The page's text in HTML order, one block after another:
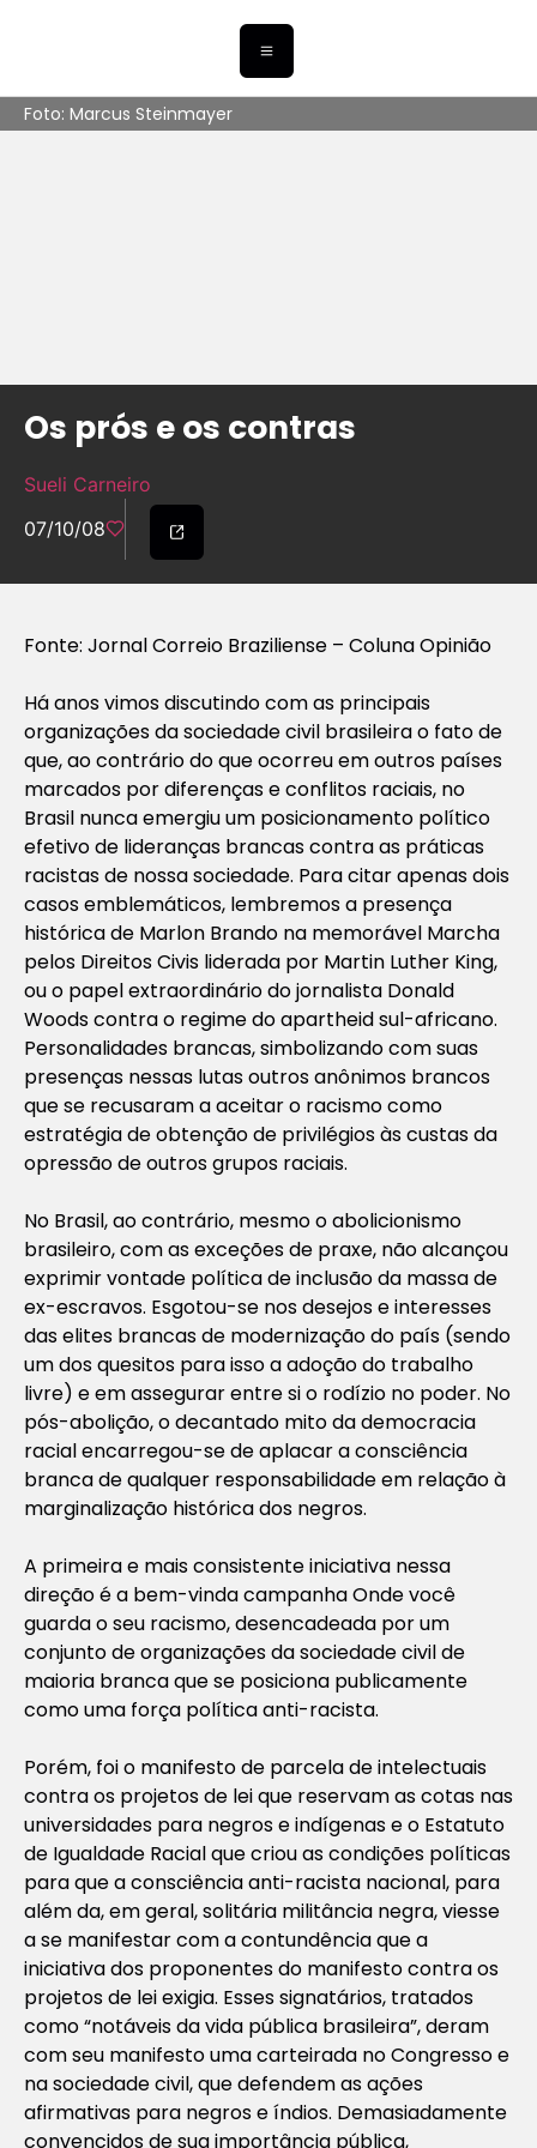
Foto: Marcus Steinmayer
Os prós e os contras
Sueli Carneiro
07/10/08
Fonte: Jornal Correio Braziliense – Coluna Opinião
Há anos vimos discutindo com as principais
organizações da sociedade civil brasileira o fato de
que, ao contrário do que ocorreu em outros países
marcados por diferenças e conflitos raciais, no
Brasil nunca emergiu um posicionamento político
efetivo de lideranças brancas contra as práticas
racistas de nossa sociedade. Para citar apenas dois
casos emblemáticos, lembremos a presença
histórica de Marlon Brando na memorável Marcha
pelos Direitos Civis liderada por Martin Luther King,
ou o papel extraordinário do jornalista Donald
Woods contra o regime do apartheid sul-africano.
Personalidades brancas, simbolizando com suas
presenças nessas lutas outros anônimos brancos
que se recusaram a aceitar o racismo como
estratégia de obtenção de privilégios às custas da
opressão de outros grupos raciais.
No Brasil, ao contrário, mesmo o abolicionismo
brasileiro, com as exceções de praxe, não alcançou
exprimir vontade política de inclusão da massa de
ex-escravos. Esgotou-se nos desejos e interesses
das elites brancas de modernização do país (sendo
um dos quesitos para isso a adoção do trabalho
livre) e em assegurar entre si o rodízio no poder. No
pós-abolição, o decantado mito da democracia
racial encarregou-se de aplacar a consciência
branca de qualquer responsabilidade em relação à
marginalização histórica dos negros.
A primeira e mais consistente iniciativa nessa
direção é a bem-vinda campanha Onde você
guarda o seu racismo, desencadeada por um
conjunto de organizações da sociedade civil de
maioria branca que se posiciona publicamente
como uma força política anti-racista.
Porém, foi o manifesto de parcela de intelectuais
contra os projetos de lei que reservam as cotas nas
universidades para negros e indígenas e o Estatuto
de Igualdade Racial que criou as condições políticas
para que a consciência anti-racista nacional, para
além da, em geral, solitária militância negra, viesse
a se manifestar com a contundência que a
iniciativa dos proponentes do manifesto contra os
projetos de lei exigia. Esses signatários, tratados
como “notáveis da vida pública brasileira”, deram
com seu manifesto uma carteirada no Congresso e
na sociedade civil, que defendem as ações
afirmativas para negros e índios. Demasiadamente
convencidos de sua importância pública,